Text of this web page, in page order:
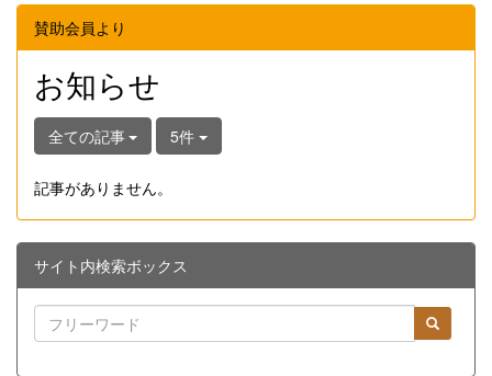
賛助会員より
お知らせ
全ての記事 5件
記事がありません。
サイト内検索ボックス